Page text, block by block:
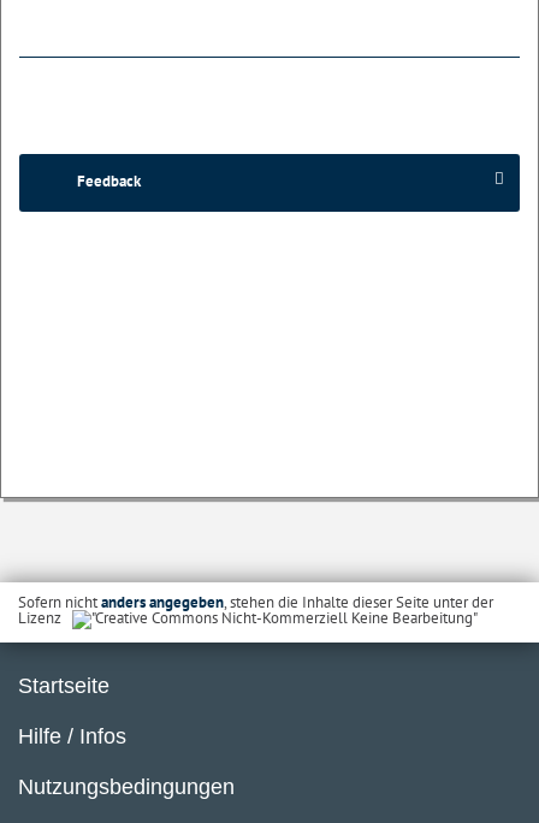
Feedback
Sofern nichtanders angegeben, stehen die Inhalte dieser Seite unter der
Lizenz
Startseite
Hilfe / Infos
Nutzungsbedingungen